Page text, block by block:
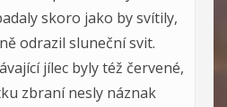
skoro jako by svítily,
odrazil sluneční svit.
jílec byly též červené,
zbraní nesly náznak